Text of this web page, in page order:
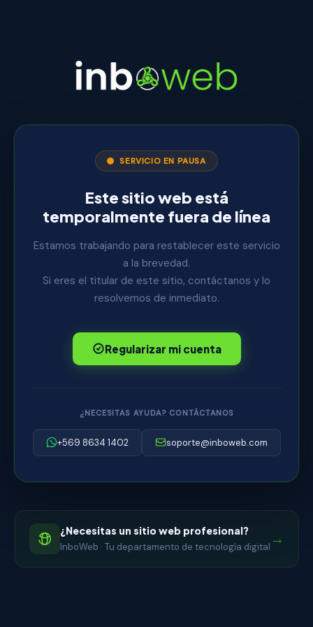
SERVICIO EN PAUSA
Este sitio web está
temporalmente fuera de línea
Estamos trabajando para restablecer este servicio
a la brevedad.
Si eres el titular de este sitio, contáctanos y lo
resolvemos de inmediato.
Regularizar mi cuenta
¿NECESITAS AYUDA? CONTÁCTANOS
+569 8634 1402 soporte@inboweb.com
¿Necesitas un sitio web profesional?
InboWeb · Tu departamento de tecnología digital →